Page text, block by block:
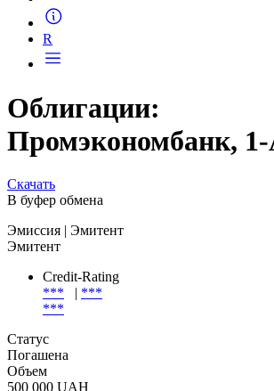
Промэкономбанк, 1-А
Скачать
Эмиссия | Эмитент
Эмитент
Credit-Rating
***
***